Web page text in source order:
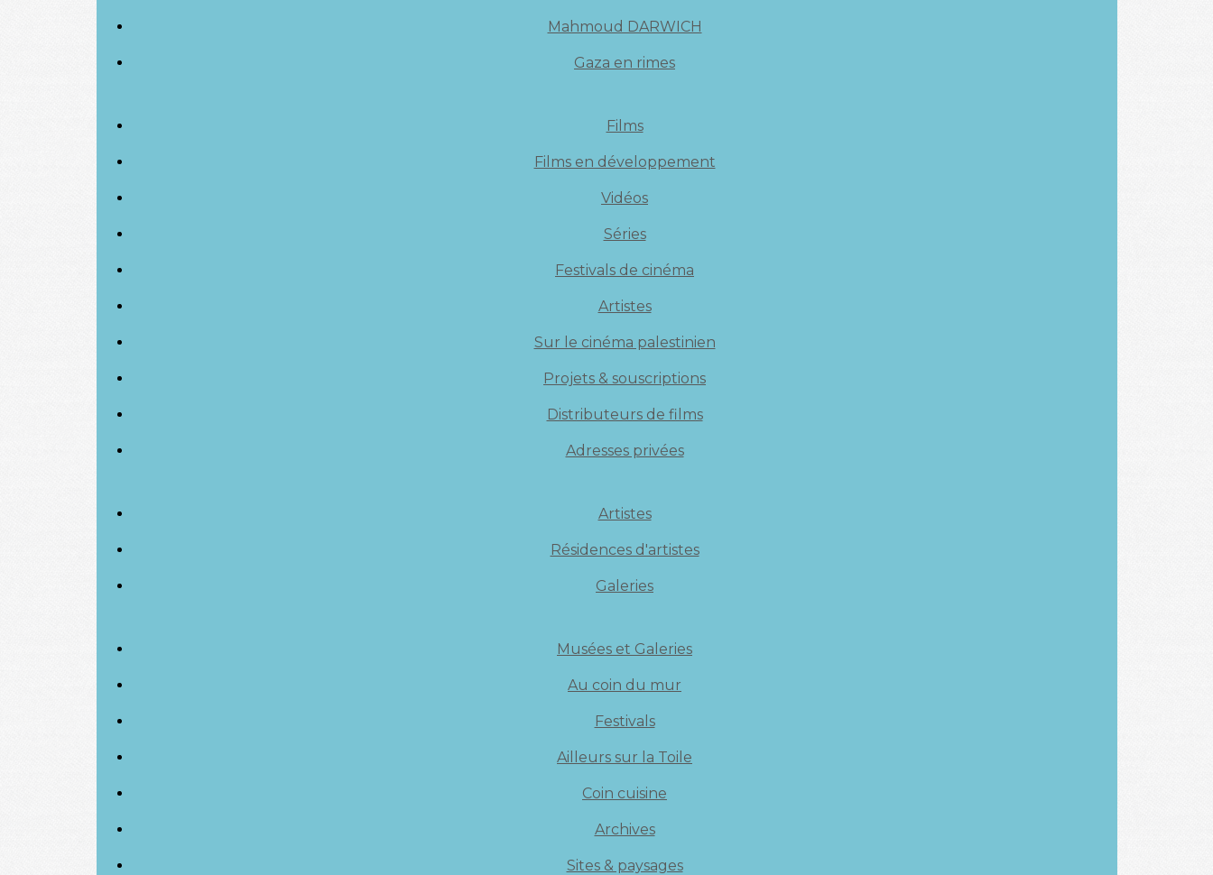
Mahmoud DARWICH
Gaza en rimes
Films
Films en développement
Vidéos
Séries
Festivals de cinéma
Artistes
Sur le cinéma palestinien
Projets & souscriptions
Distributeurs de films
Adresses privées
Artistes
Résidences d'artistes
Galeries
Musées et Galeries
Au coin du mur
Festivals
Ailleurs sur la Toile
Coin cuisine
Archives
Sites & paysages